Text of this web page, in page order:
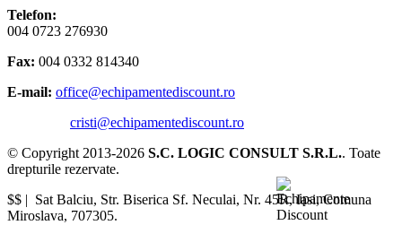
Telefon:
004 0723 276930
Fax: 004 0332 814340
E-mail: office@echipamentediscount.ro
cristi@echipamentediscount.ro
© Copyright 2013-2026 S.C. LOGIC CONSULT S.R.L.. Toate
drepturile rezervate.
$$ | Sat Balciu, Str. Biserica Sf. Neculai, Nr. 45R,Iasi,Comuna
Miroslava, 707305.